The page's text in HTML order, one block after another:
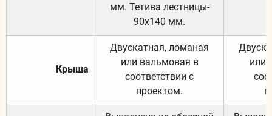
мм. Тетива лестницы-
90х140 мм.
Крыша
Двускатная, ломаная
или вальмовая в
соответствии с
проектом.
или